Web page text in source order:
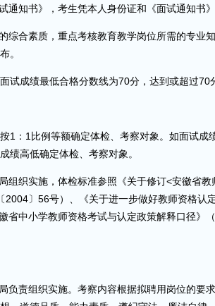
通知书》，考生凭本人身份证和《面试通知书》
综合素质，重点考核教育教学岗位所需的专业
。
试成绩最低合格分数线为70分，达到或超过70
1：1比例等额确定体检、考察对象。如面试成
绩高低确定体检、考察对象。
组织实施，体检标准参照《关于修订<安徽省
2004〕56号）、《关于进一步做好教师资格认
省中小学教师资格考试与认定政策解释口径》
负责组织实施。考察内容根据拟聘用岗位的要